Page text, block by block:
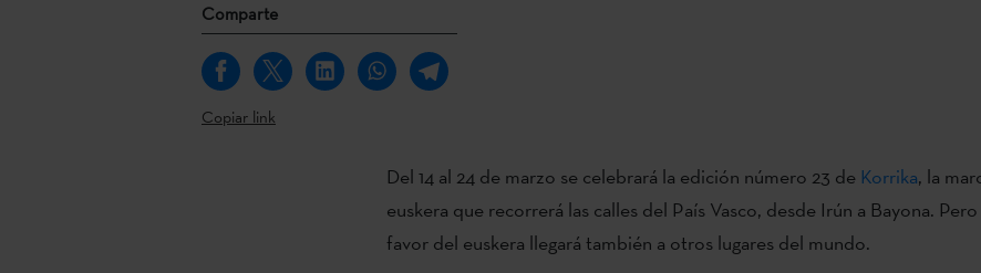
Comparte
Copiar link
Del 14 al 24 de marzo se celebrará la edición número 23 de Korrika, la
euskera que recorrerá las calles del País Vasco, desde Irún a Bayona.
favor del euskera llegará también a otros lugares del mundo.